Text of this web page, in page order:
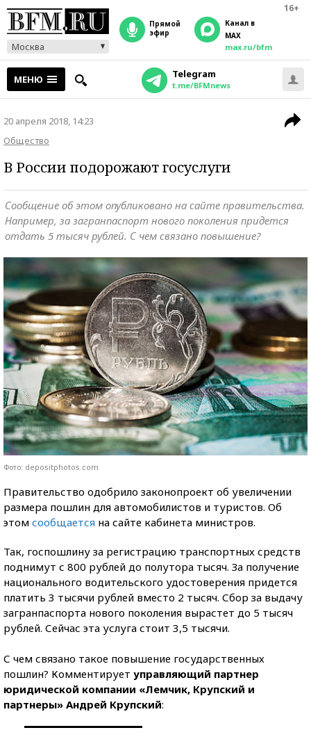
16+
Москва
прямой
эфир
Канал в
MAX
max.ru/bfm
МЕНЮ Telegram
t.me/BFMnews
20 апреля 2018, 14:23
Общество
В России подорожают госуслуги
Сообщение об этом опубликовано на сайте правительства.
Например, за загранпаспорт нового поколения придется
отдать 5 тысяч рублей. С чем связано повышение?
Фото: depositphotos.com
Правительство одобрило законопроект об увеличении
размера пошлин для автомобилистов и туристов. Об
этом сообщается на сайте кабинета министров.
Так, госпошлину за регистрацию транспортных средств
поднимут с 800 рублей до полутора тысяч. За получение
национального водительского удостоверения придется
платить 3 тысячи рублей вместо 2 тысяч. Сбор за выдачу
загранпаспорта нового поколения вырастет до 5 тысяч
рублей. Сейчас эта услуга стоит 3,5 тысячи.
С чем связано такое повышение государственных
пошлин? Комментирует управляющий партнер
юридической компании «Лемчик, Крупский и
партнеры» Андрей Крупский: